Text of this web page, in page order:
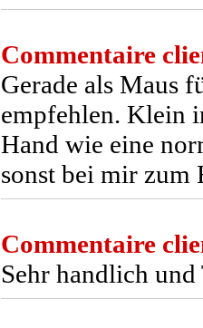
Commentaire
Gerade als Maus
empfehlen. Klein
Hand wie eine
sonst bei mir zum
Commentaire
Sehr handlich